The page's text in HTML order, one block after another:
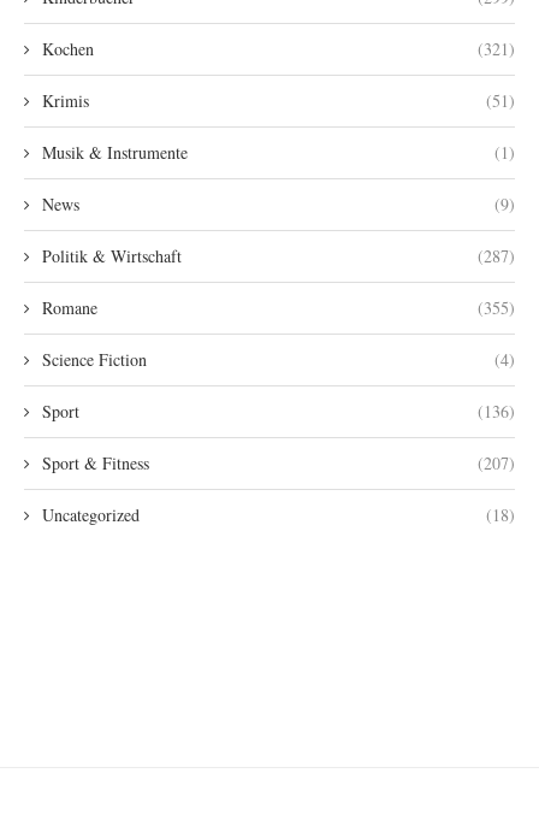
Kochen (321)
Krimis (51)
Musik & Instrumente (1)
News (9)
Politik & Wirtschaft (287)
Romane (355)
Science Fiction (4)
Sport (136)
Sport & Fitness (207)
Uncategorized (18)